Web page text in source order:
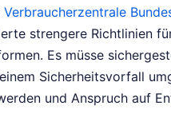
Verbraucherzentrale
strengere Richtlinien
Es müsse
Sicherheitsvorfall
und Anspruch auf